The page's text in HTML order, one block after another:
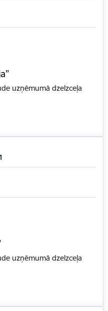
uzņēmumā dzelzceļa
uzņēmumā dzelzceļa